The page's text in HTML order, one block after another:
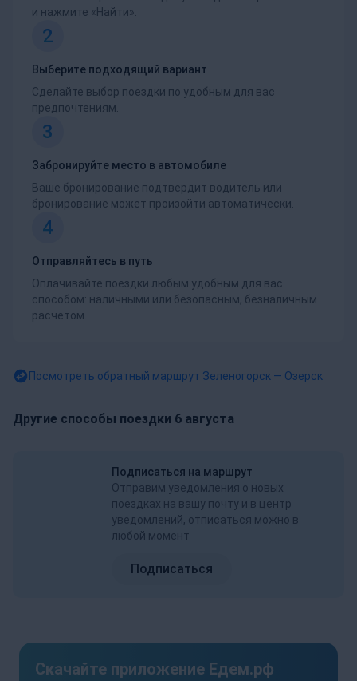
и нажмите «Найти».
2
Выберите подходящий вариант
Сделайте выбор поездки по удобным для вас
предпочтениям.
3
Забронируйте место в автомобиле
Ваше бронирование подтвердит водитель или
бронирование может произойти автоматически.
4
Отправляйтесь в путь
Оплачивайте поездки любым удобным для вас
способом: наличными или безопасным, безналичным
расчетом.
Посмотреть обратный маршрут Зеленогорск — Озерск
Другие способы поездки 6 августа
Подписаться на маршрут
Отправим уведомления о новых
поездках на вашу почту и в центр
уведомлений, отписаться можно в
любой момент
Подписаться
Скачайте приложение Едем.рф